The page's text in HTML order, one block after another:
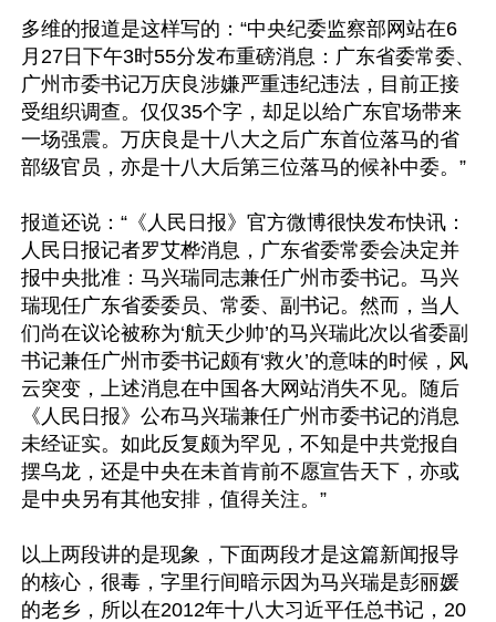
多维的报道是这样写的：“中央纪委监察部网站在6
月27日下午3时55分发布重磅消息：广东省委常委、
广州市委书记万庆良涉嫌严重违纪违法，目前正接
受组织调查。仅仅35个字，却足以给广东官场带来
一场强震。万庆良是十八大之后广东首位落马的省
部级官员，亦是十八大后第三位落马的候补中委。”
报道还说：“《人民日报》官方微博很快发布快讯：
人民日报记者罗艾桦消息，广东省委常委会决定并
报中央批准：马兴瑞同志兼任广州市委书记。马兴
瑞现任广东省委委员、常委、副书记。然而，当人
们尚在议论被称为‘航天少帅’的马兴瑞此次以省委副
书记兼任广州市委书记颇有‘救火’的意味的时候，风
云突变，上述消息在中国各大网站消失不见。随后
《人民日报》公布马兴瑞兼任广州市委书记的消息
未经证实。如此反复颇为罕见，不知是中共党报自
摆乌龙，还是中央在未首肯前不愿宣告天下，亦或
是中央另有其他安排，值得关注。”
以上两段讲的是现象，下面两段才是这篇新闻报导
的核心，很毒，字里行间暗示因为马兴瑞是彭丽媛
的老乡，所以在2012年十八大习近平任总书记，20